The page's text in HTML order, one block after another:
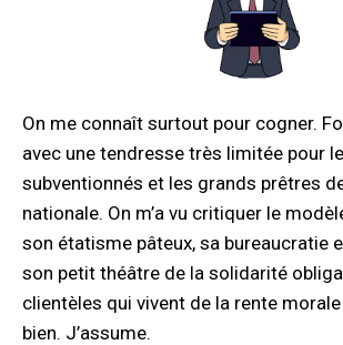
On me connaît surtout pour cogner.
avec une tendresse très limitée pour
subventionnés et les grands prêtres
nationale. On m’a vu critiquer le
son étatisme pâteux, sa bureaucratie
son petit théâtre de la solidarité
clientèles qui vivent de la rente
bien. J’assume.